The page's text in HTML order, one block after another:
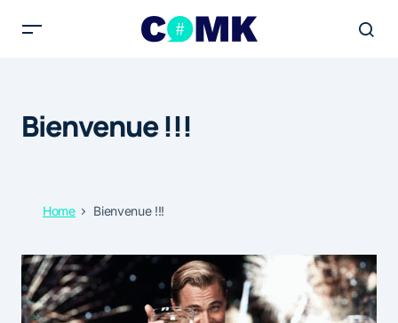
Bienvenue !!!
Home Bienvenue !!!